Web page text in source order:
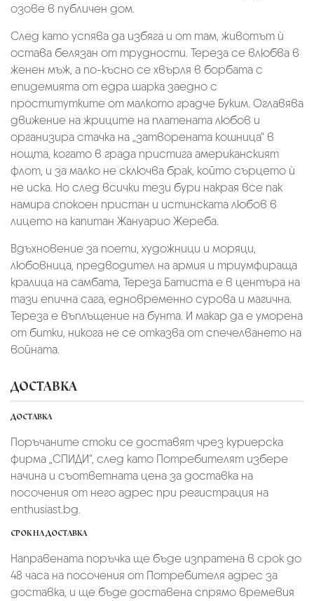
озове в публичен дом.
След като успява да избяга и от там, животът ѝ
остава белязан от трудности. Тереза се влюбва в
женен мъж, а по-късно се хвърля в борбата с
епидемията от едра шарка заедно с
проститутките от малкото градче Буким. Оглавява
движение на жриците на платената любов и
организира стачка на „затворената кошница“ в
нощта, когато в града пристига американският
флот, и за малко не сключва брак, който сърцето ѝ
не иска. Но след всички тези бури накрая все пак
намира спокоен пристан и истинската любов в
лицето на капитан Жануарио Жeреба.
Вдъхновение за поети, художници и моряци,
любовница, предводител на армия и триумфираща
кралица на самбата, Тереза Батиста е в центъра на
тази епична сага, едновременно сурова и магична.
Тереза е въплъщение на бунта. И макар да е уморена
от битки, никога не се отказва от спечелването на
войната.
ДОСТАВКА
ДОСТАВКА
Поръчаните стоки се доставят чрез куриерскa
фирмa „СПИДИ“, след като Потребителят избере
начина и съответната цена за доставка на
посочения от него адрес при регистрация на
enthusiast.bg.
СРОК НА ДОСТАВКА
Направената поръчка ще бъде изпратена в срок до
48 часа на посочения от Потребителя адрес за
доставка, и ще бъде доставена спрямо времевия